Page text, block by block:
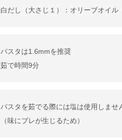
白だし（大さじ１）：オリーブオイ
パスタは1.6mmを推奨
茹で時間9分
パスタを茹でる際には塩は使用しませ
（味にブレが生じるため）